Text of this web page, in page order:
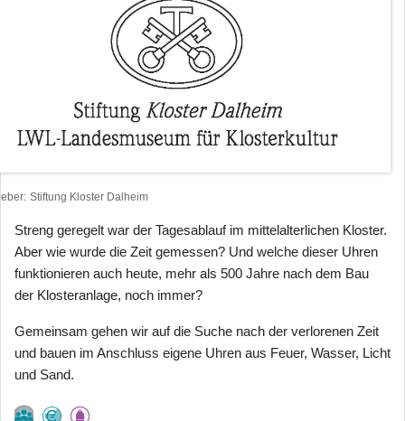
Stiftung Kloster Dalheim
Streng geregelt war der Tagesablauf im mittelalterlichen Kloster.
Aber wie wurde die Zeit gemessen? Und welche dieser Uhren
funktionieren auch heute, mehr als 500 Jahre nach dem Bau
der Klosteranlage, noch immer?
Gemeinsam gehen wir auf die Suche nach der verlorenen Zeit
und bauen im Anschluss eigene Uhren aus Feuer, Wasser, Licht
und Sand.